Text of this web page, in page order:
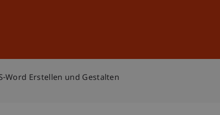
Word Erstellen und Gestalten